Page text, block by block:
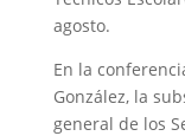
agosto.
En la
González, la
general de los